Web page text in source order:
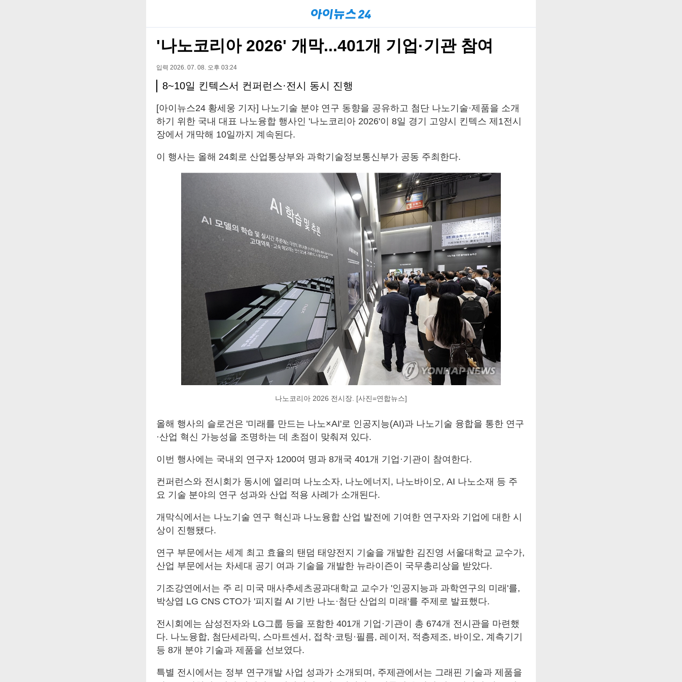
'나노코리아 2026' 개막...401개 기업·기관 참여
입력 2026. 07. 08. 오후 03:24
8~10일 킨텍스서 컨퍼런스·전시 동시 진행
[아이뉴스24 황세웅 기자] 나노기술 분야 연구 동향을 공유하고 첨단 나노기술·제품을 소개
하기 위한 국내 대표 나노융합 행사인 '나노코리아 2026'이 8일 경기 고양시 킨텍스 제1전시
장에서 개막해 10일까지 계속된다.
이 행사는 올해 24회로 산업통상부와 과학기술정보통신부가 공동 주최한다.
나노코리아 2026 전시장. [사진=연합뉴스]
올해 행사의 슬로건은 '미래를 만드는 나노×AI'로 인공지능(AI)과 나노기술 융합을 통한 연구
·산업 혁신 가능성을 조명하는 데 초점이 맞춰져 있다.
이번 행사에는 국내외 연구자 1200여 명과 8개국 401개 기업·기관이 참여한다.
컨퍼런스와 전시회가 동시에 열리며 나노소자, 나노에너지, 나노바이오, AI 나노소재 등 주
요 기술 분야의 연구 성과와 산업 적용 사례가 소개된다.
개막식에서는 나노기술 연구 혁신과 나노융합 산업 발전에 기여한 연구자와 기업에 대한 시
상이 진행됐다.
연구 부문에서는 세계 최고 효율의 탠덤 태양전지 기술을 개발한 김진영 서울대학교 교수가,
산업 부문에서는 차세대 공기 여과 기술을 개발한 뉴라이즌이 국무총리상을 받았다.
기조강연에서는 주 리 미국 매사추세츠공과대학교 교수가 '인공지능과 과학연구의 미래'를,
박상엽 LG CNS CTO가 '피지컬 AI 기반 나노·첨단 산업의 미래'를 주제로 발표했다.
전시회에는 삼성전자와 LG그룹 등을 포함한 401개 기업·기관이 총 674개 전시관을 마련했
다. 나노융합, 첨단세라믹, 스마트센서, 접착·코팅·필름, 레이저, 적층제조, 바이오, 계측기기
등 8개 분야 기술과 제품을 선보였다.
특별 전시에서는 정부 연구개발 사업 성과가 소개되며, 주제관에서는 그래핀 기술과 제품을